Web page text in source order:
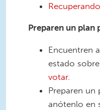
Preparen un plan
Encuentren
estado sobre
votar.
Preparen un
anótenlo en